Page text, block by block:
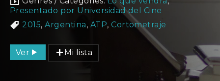
Presentado por Universidad del Cine
2015,Argentina, ATP, Cortometraje
Ver Mi lista